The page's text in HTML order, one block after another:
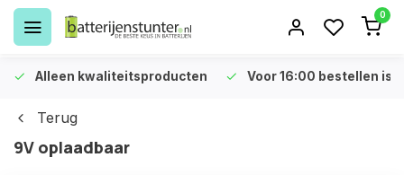
0
Alleen kwaliteitsproducten Voor 16:00 bestellen is
Terug
9V oplaadbaar